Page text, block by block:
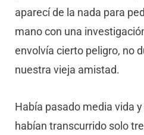
aparecí de la nada para
mano con una
envolvía cierto peligro, no
nuestra vieja amistad.
Había pasado media vida
habían transcurrido solo